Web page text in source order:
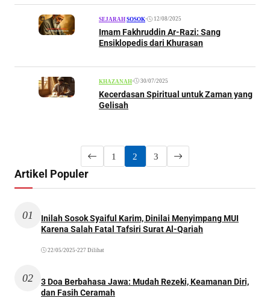
SEJARAH SOSOK• 12/08/2025
Imam Fakhruddin Ar-Razi: Sang
Ensiklopedis dari Khurasan
KHAZANAH• 30/07/2025
Kecerdasan Spiritual untuk Zaman yang
Gelisah
1 2 3
Artikel Populer
01
Inilah Sosok Syaiful Karim, Dinilai Menyimpang MUI
Karena Salah Fatal Tafsiri Surat Al-Qariah
22/05/2025 •227 Dilihat
02
3 Doa Berbahasa Jawa: Mudah Rezeki, Keamanan Diri,
dan Fasih Ceramah